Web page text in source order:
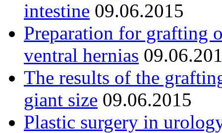
intestine 09.06.2015
Preparation for grafting
ventral hernias
The results of the
giant size 09.06.2015
Plastic surgery in